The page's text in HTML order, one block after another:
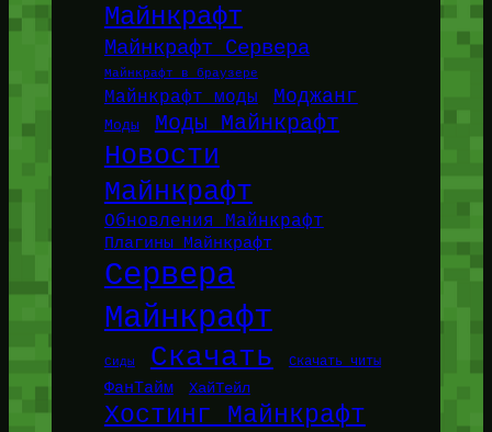
Майнкрафт
Майнкрафт Сервера
Майнкрафт в браузере
Майнкрафт моды Моджанг
Моды Моды Майнкрафт
Новости
Майнкрафт
Обновления Майнкрафт
Плагины Майнкрафт
Сервера
Майнкрафт
Сиды Скачать Скачать читы
ФанТайм ХайТейл
Хостинг Майнкрафт